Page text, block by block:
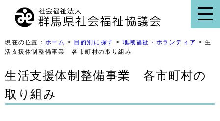
現在の位置： ホーム > 目的別に探す > 地域福祉・ボランティア > 生
活支援体制整備事業 各市町村の取り組み
生活支援体制整備事業 各市町村の
取り組み